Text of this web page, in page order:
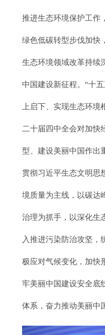
推进生态环境保护工作
绿色低碳转型步伐加快
生态环境领域改革持续
中国建设新征程。“十
上启下、实现生态环
二十届四中全会对加快
型、建设美丽中国作出
贯彻习近平生态文明思
境质量为主线，以碳达
治理为抓手，以深化生
入推进污染防治攻坚，
极应对气候变化，加快
牢美丽中国建设安全底
体系，奋力推动美丽中